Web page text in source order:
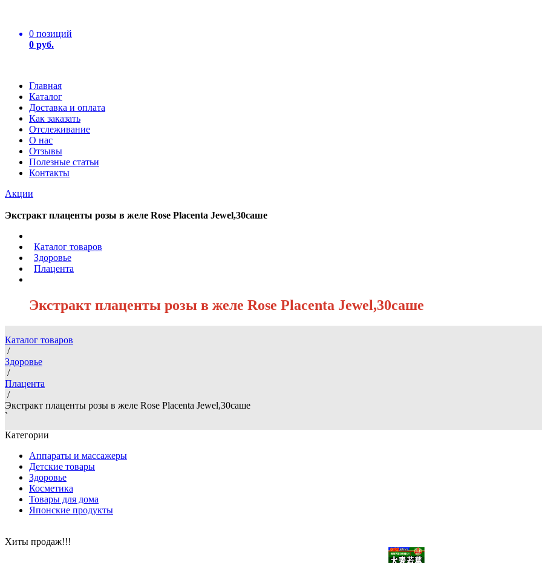
0 позиций
0 руб.
Главная
Каталог
Доставка и оплата
Как заказать
Отслеживание
О нас
Отзывы
Полезные статьи
Контакты
Акции
Экстракт плаценты розы в желе Rose Placenta Jewel,30саше
Каталог товаров
Здоровье
Плацента
Экстракт плаценты розы в желе Rose Placenta Jewel,30саше
Каталог товаров
/
Здоровье
/
Плацента
/
Экстракт плаценты розы в желе Rose Placenta Jewel,30саше
`
Категории
Аппараты и массажеры
Детские товары
Здоровье
Косметика
Товары для дома
Японские продукты
Хиты продаж!!!